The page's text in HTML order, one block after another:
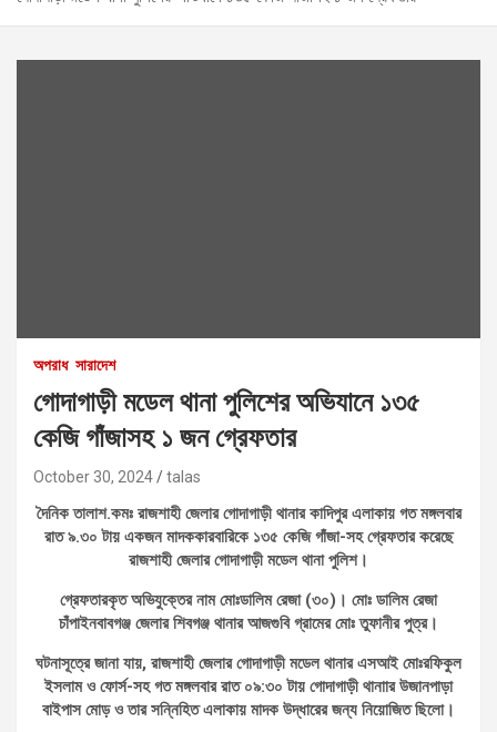
অপরাধ সারাদেশ
গোদাগাড়ী মডেল থানা পুলিশের অভিযানে ১৩৫
কেজি গাঁজাসহ ১ জন গ্রেফতার
October 30, 2024 talas
দৈনিক তালাশ.কমঃ রাজশাহী জেলার গোদাগাড়ী থানার কাদিপুর এলাকায় গত মঙ্গলবার
রাত ৯.৩০ টায় একজন মাদককারবারিকে ১৩৫ কেজি গাঁজা-সহ গ্রেফতার করেছে
রাজশাহী জেলার গোদাগাড়ী মডেল থানা পুলিশ।
গ্রেফতারকৃত অভিযুক্তের নাম মোঃডালিম রেজা (৩০)। মোঃ ডালিম রেজা
চাঁপাইনবাবগঞ্জ জেলার শিবগঞ্জ থানার আজগুবি গ্রামের মোঃ তুফানীর পুত্র।
ঘটনাসূত্রে জানা যায়, রাজশাহী জেলার গোদাগাড়ী মডেল থানার এসআই মোঃরফিকুল
ইসলাম ও ফোর্স-সহ গত মঙ্গলবার রাত ০৯:৩০ টায় গোদাগাড়ী থানাার উজানপাড়া
বাইপাস মোড় ও তার সন্নিহিত এলাকায় মাদক উদ্ধারের জন্য নিয়োজিত ছিলো।